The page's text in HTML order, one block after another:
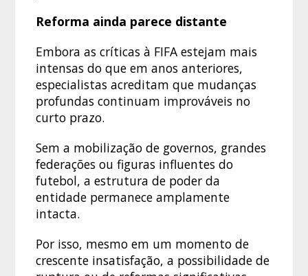
Reforma ainda parece distante
Embora as críticas à FIFA estejam mais
intensas do que em anos anteriores,
especialistas acreditam que mudanças
profundas continuam improváveis no
curto prazo.
Sem a mobilização de governos, grandes
federações ou figuras influentes do
futebol, a estrutura de poder da
entidade permanece amplamente
intacta.
Por isso, mesmo em um momento de
crescente insatisfação, a possibilidade de